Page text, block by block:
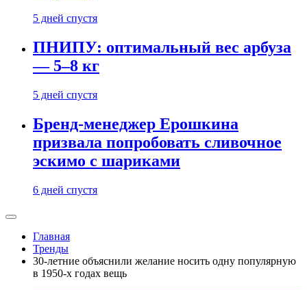
5 дней спустя
ПНИПУ: оптимальный вес арбуза
— 5–8 кг
5 дней спустя
Бренд-менеджер Ерошкина
призвала попробовать сливочное
эскимо с шариками
6 дней спустя
Главная
Тренды
30-летние объяснили желание носить одну популярную
в 1950-х годах вещь